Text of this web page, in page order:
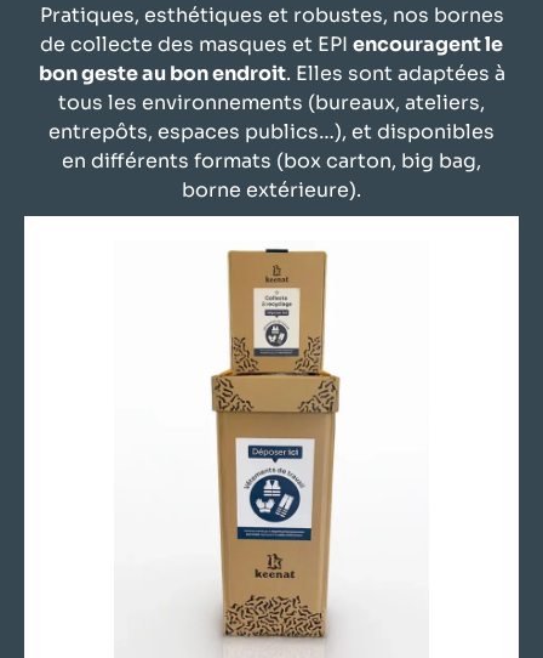
Pratiques, esthétiques et robustes, nos bornes
de collecte des masques et EPI encouragent le
bon geste au bon endroit. Elles sont adaptées à
tous les environnements (bureaux, ateliers,
entrepôts, espaces publics…), et disponibles
en différents formats (box carton, big bag,
borne extérieure).